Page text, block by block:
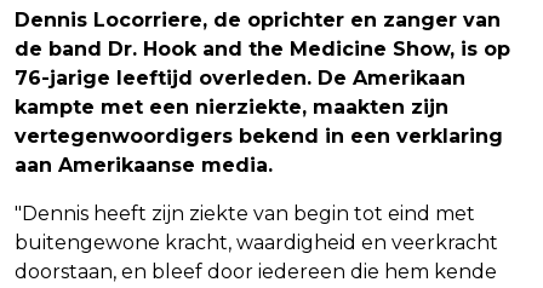
Dennis Locorriere, de oprichter en zanger van
de band Dr. Hook and the Medicine Show, is op
76-jarige leeftijd overleden. De Amerikaan
kampte met een nierziekte, maakten zijn
vertegenwoordigers bekend in een verklaring
aan Amerikaanse media.
"Dennis heeft zijn ziekte van begin tot eind met
buitengewone kracht, waardigheid en veerkracht
doorstaan, en bleef door iedereen die hem kende